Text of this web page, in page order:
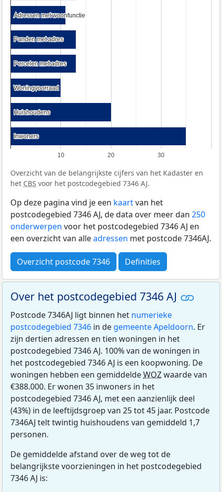
10 20 30
Adressen met woonfunctie
Adressen met woonfunctie
Panden met adres
Panden met adres
Percelen met adres
Percelen met adres
Woningvoorraad
Woningvoorraad
Huishoudens
Huishoudens
Inwoners
Inwoners
Overzicht van de belangrijkste cijfers van het Kadaster en
het CBS voor het postcodegebied 7346 AJ.
Op deze pagina vind je een kaartvan het
postcodegebied 7346 AJ, de data over meer dan 250
onderwerpen voor het postcodegebied 7346 AJ en
een overzicht van alleadressen met postcode 7346AJ.
Overzicht postcode 7346 Definities
Over het postcodegebied 7346 AJ
Postcode 7346AJ ligt binnen het numerieke
postcodegebied 7346 in de gemeente Apeldoorn. Er
zijn dertien adressen en tien woningen in het
postcodegebied 7346 AJ. 100% van de woningen in
het postcodegebied 7346 AJ is een koopwoning. De
woningen hebben een gemiddeldeWOZwaarde van
€388.000. Er wonen 35 inwoners in het
postcodegebied 7346 AJ, met een aanzienlijk deel
(43%) in de leeftijdsgroep van 25 tot 45 jaar. Postcode
7346AJ telt twintig huishoudens van gemiddeld 1,7
personen.
De gemiddelde afstand over de weg tot de
belangrijkste voorzieningen in het postcodegebied
7346 AJ is: